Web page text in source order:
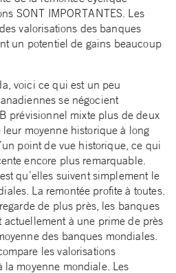
SONT IMPORTANTES. Les
valorisations des banques
un potentiel de gains beaucoup
voici ce qui est un peu
se négocient
prévisionnel mixte plus de deux
moyenne historique à long
point de vue historique, ce qui
encore plus remarquable.
qu’elles suivent simplement le
La remontée profite à toutes.
de plus près, les banques
à une prime de près
des banques mondiales.
les valorisations
la moyenne mondiale. Les